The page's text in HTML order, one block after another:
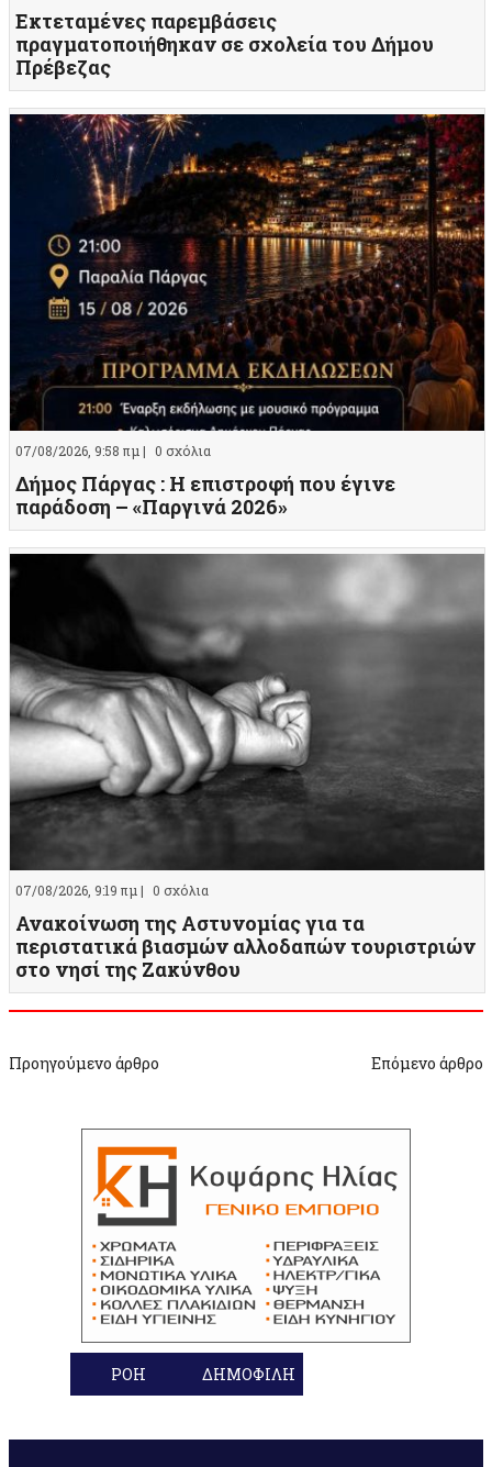
Εκτεταμένες παρεμβάσεις
πραγματοποιήθηκαν σε σχολεία του Δήμου
Πρέβεζας
07/08/2026, 9:58 πμ | 0 σχόλια
Δήμος Πάργας : Η επιστροφή που έγινε
παράδοση – «Παργινά 2026»
07/08/2026, 9:19 πμ | 0 σχόλια
Ανακοίνωση της Αστυνομίας για τα
περιστατικά βιασμών αλλοδαπών τουριστριών
στο νησί της Ζακύνθου
Προηγούμενο άρθρο Επόμενο άρθρο
ΡΟΗ ΔΗΜΟΦΙΛΗ